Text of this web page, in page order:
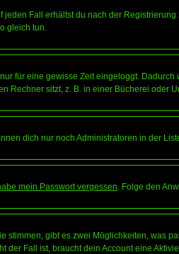
Fall erhältst du nach der
gleich tun.
für eine gewisse Zeit eingeloggt.
sitzt, z. B. in einer Bücherei oder
dich nur noch Administratoren in der
mein Passwort vergessen. Folge den
gibt es zwei Möglichkeiten, was
Fall ist, braucht dein Account eine